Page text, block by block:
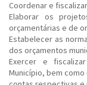
Coordenar e
Elaborar os
orçamentárias e de
Estabelecer as
dos orçamentos
Exercer e
Município, bem